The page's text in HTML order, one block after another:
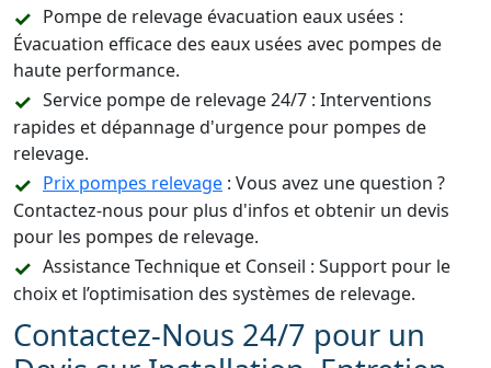
Pompe de relevage évacuation eaux usées :
Évacuation efficace des eaux usées avec pompes de
haute performance.
Service pompe de relevage 24/7 : Interventions
rapides et dépannage d'urgence pour pompes de
relevage.
Prix pompes relevage : Vous avez une question ?
Contactez-nous pour plus d'infos et obtenir un devis
pour les pompes de relevage.
Assistance Technique et Conseil : Support pour le
choix et l’optimisation des systèmes de relevage.
Contactez-Nous 24/7 pour un